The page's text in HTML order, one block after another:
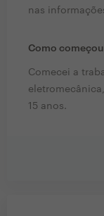
nas
Como
Comecei a
15 anos.